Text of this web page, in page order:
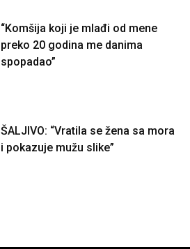
“Komšija koji je mlađi od mene
preko 20 godina me danima
spopadao”
ŠALJIVO: “Vratila se žena sa mora
i pokazuje mužu slike”